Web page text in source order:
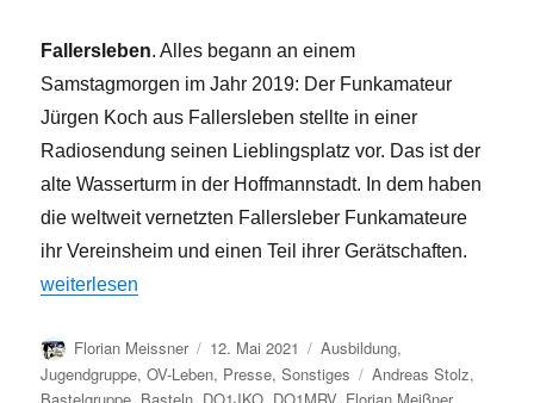
Fallersleben. Alles begann an einem
Samstagmorgen im Jahr 2019: Der Funkamateur
Jürgen Koch aus Fallersleben stellte in einer
Radiosendung seinen Lieblingsplatz vor. Das ist der
alte Wasserturm in der Hoffmannstadt. In dem haben
die weltweit vernetzten Fallersleber Funkamateure
ihr Vereinsheim und einen Teil ihrer Gerätschaften.
„Wolfsburger Nachrichten: In Fallersleben mit der Welt
weiterlesen
Autor
Florian Meissner
Veröffentlicht
am
12. Mai 2021 Kategorien
Ausbildung,
Jugendgruppe,OV-Leben, Presse,Sonstiges Schlagwörter
Andreas Stolz,
Bastelgruppe, Basteln, DO1JKO, DO1MRV, Florian Meißner,